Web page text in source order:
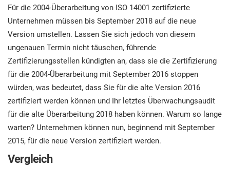
Für die 2004-Überarbeitung von ISO 14001 zertifizierte
Unternehmen müssen bis September 2018 auf die neue
Version umstellen. Lassen Sie sich jedoch von diesem
ungenauen Termin nicht täuschen, führende
Zertifizierungsstellen kündigten an, dass sie die Zertifizierung
für die 2004-Überarbeitung mit September 2016 stoppen
würden, was bedeutet, dass Sie für die alte Version 2016
zertifiziert werden können und Ihr letztes Überwachungsaudit
für die alte Überarbeitung 2018 haben können. Warum so lange
warten? Unternehmen können nun, beginnend mit September
2015, für die neue Version zertifiziert werden.
Vergleich